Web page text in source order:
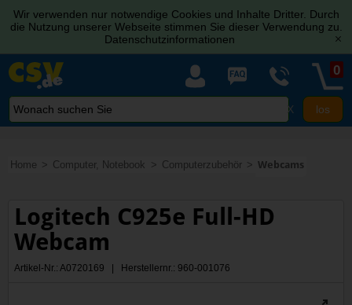
Wir verwenden nur notwendige Cookies und Inhalte Dritter. Durch
die Nutzung unserer Webseite stimmen Sie dieser Verwendung zu.
Datenschutzinformationen
[x]
X
0
Home Computer, Notebook Computerzubehör Webcams
Logitech C925e Full-HD
Webcam
Artikel-Nr.: A0720169 | Herstellernr.: 960-001076